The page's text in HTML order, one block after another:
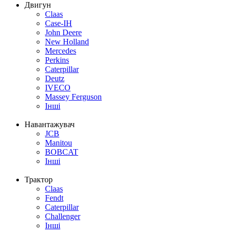
Двигун
Claas
Case-IH
John Deere
New Holland
Mercedes
Perkins
Caterpillar
Deutz
IVECO
Massey Ferguson
Інші
Навантажувач
JCB
Manitou
BOBCAT
Інші
Трактор
Claas
Fendt
Caterpillar
Challenger
Інші